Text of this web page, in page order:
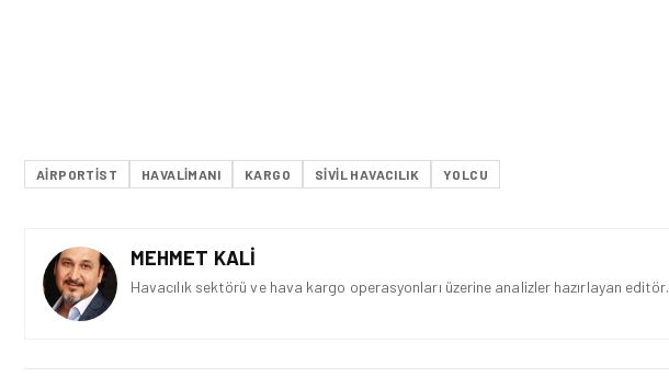
AIRPORTIST HAVALIMANI KARGO SIVIL HAVACILIK YOLCU
MEHMET KALI
Havacılık sektörü ve hava kargo operasyonları üzerine analizler hazırlayan editör.